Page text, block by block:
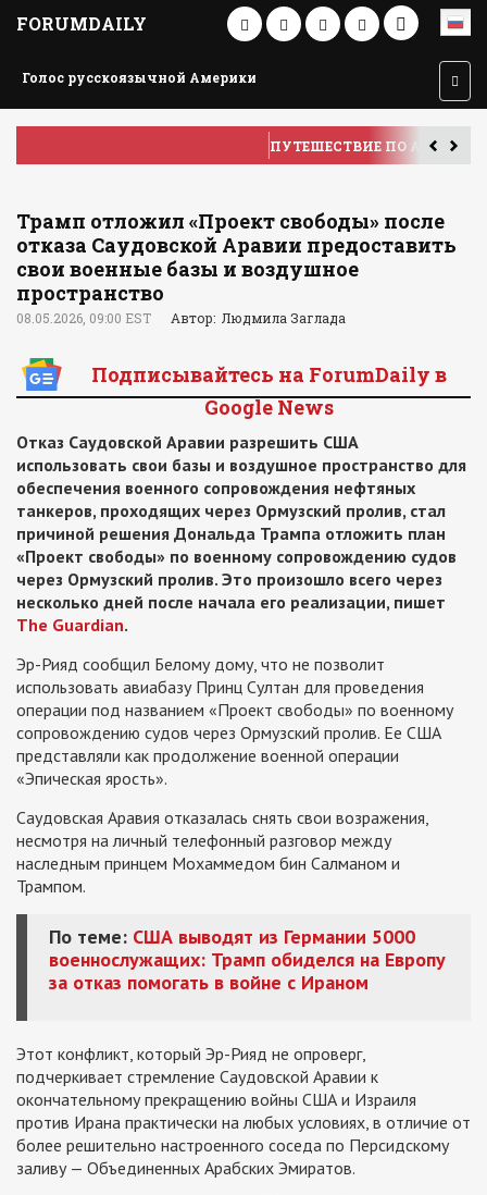
FORUMDAILY
Голос русскоязычной Америки
Трамп отложил «Проект свободы» после
отказа Саудовской Аравии предоставить
свои военные базы и воздушное
пространство
08.05.2026, 09:00 EST Автор: Людмила Заглада
Подписывайтесь на ForumDaily в
Google News
Отказ Саудовской Аравии разрешить США
использовать свои базы и воздушное пространство для
обеспечения военного сопровождения нефтяных
танкеров, проходящих через Ормузский пролив, стал
причиной решения Дональда Трампа отложить план
«Проект свободы» по военному сопровождению судов
через Ормузский пролив. Это произошло всего через
несколько дней после начала его реализации, пишет
The Guardian.
Эр-Рияд сообщил Белому дому, что не позволит
использовать авиабазу Принц Султан для проведения
операции под названием «Проект свободы» по военному
сопровождению судов через Ормузский пролив. Ее США
представляли как продолжение военной операции
«Эпическая ярость».
Саудовская Аравия отказалась снять свои возражения,
несмотря на личный телефонный разговор между
наследным принцем Мохаммедом бин Салманом и
Трампом.
По теме: США выводят из Германии 5000
военнослужащих: Трамп обиделся на Европу
за отказ помогать в войне с Ираном
Этот конфликт, который Эр-Рияд не опроверг,
подчеркивает стремление Саудовской Аравии к
окончательному прекращению войны США и Израиля
против Ирана практически на любых условиях, в отличие от
более решительно настроенного соседа по Персидскому
заливу — Объединенных Арабских Эмиратов.